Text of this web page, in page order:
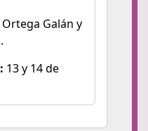
Ortega Galán y
13 y 14 de